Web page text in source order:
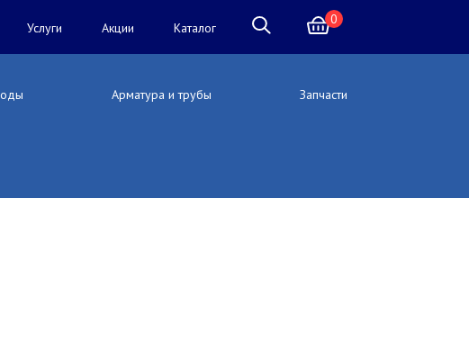
Услуги Акции Каталог
0
Арматура и трубы Запчасти